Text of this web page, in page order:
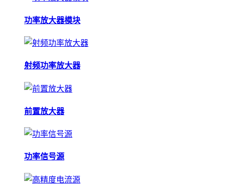
功率放大器模块
射频功率放大器
前置放大器
功率信号源